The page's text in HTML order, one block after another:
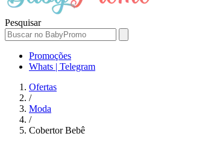
Pesquisar
Promoções
Whats | Telegram
Ofertas
/
Moda
/
Cobertor Bebê